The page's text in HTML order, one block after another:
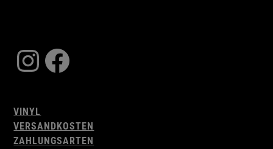
Instagram
Facebook
VINYL
VERSANDKOSTEN
ZAHLUNGSARTEN